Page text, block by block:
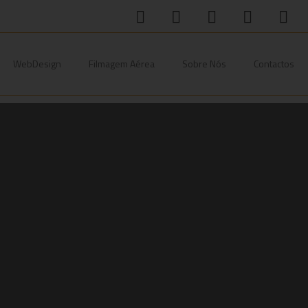
WebDesign Filmagem Aérea Sobre Nós Contactos